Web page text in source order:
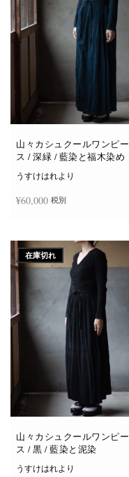
山々カシュクールワンピー
ス / 深緑 / 藍染と福木染め
うすけはれより
¥60,000 税別
在庫切れ
山々カシュクールワンピー
ス / 黒 / 藍染と泥染
うすけはれより